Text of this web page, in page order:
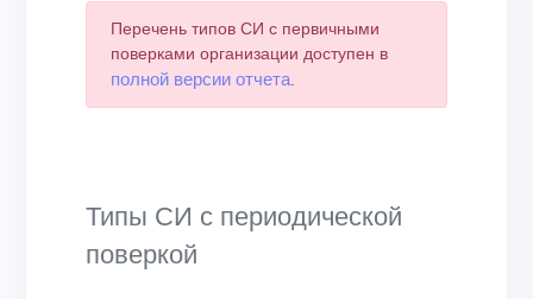
Перечень типов СИ с первичными
поверками организации доступен в
полной версии отчета.
Типы СИ с периодической
поверкой